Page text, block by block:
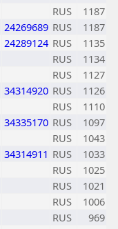
RUS
1187
24269689 RUS
1187
24289124 RUS
1135
RUS
1134
RUS
1127
34314920 RUS
1126
RUS
1110
34335170 RUS
1097
RUS
1043
34314911 RUS
1033
RUS
1025
RUS
1021
RUS
1006
RUS
969